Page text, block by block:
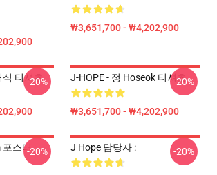
₩3,651,700 - ₩4,202,900
식 티셔츠
-20% J-HOPE - 정 Hoseok 티셔츠
₩3,651,700 - ₩4,202,900
-20%
포스터-20% J Hope 담당자 : -20%